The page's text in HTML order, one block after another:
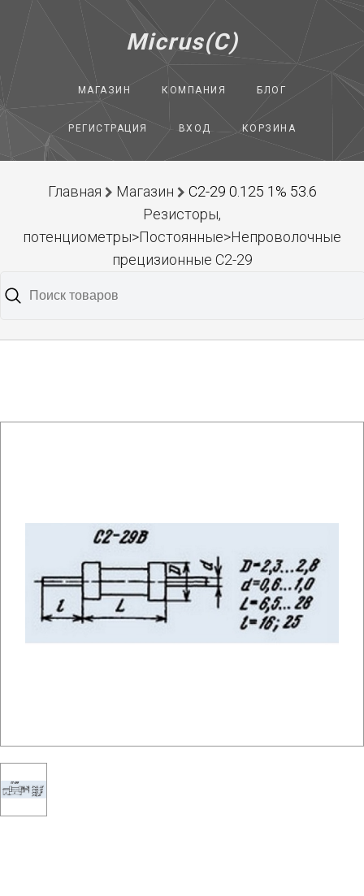
Micrus(C)
МАГАЗИН КОМПАНИЯ БЛОГ
РЕГИСТРАЦИЯ ВХОД КОРЗИНА
Главная Магазин
С2-29 0.125 1% 53.6
Резисторы,
потенциометры>Постоянные>Непроволочные
прецизионные С2-29